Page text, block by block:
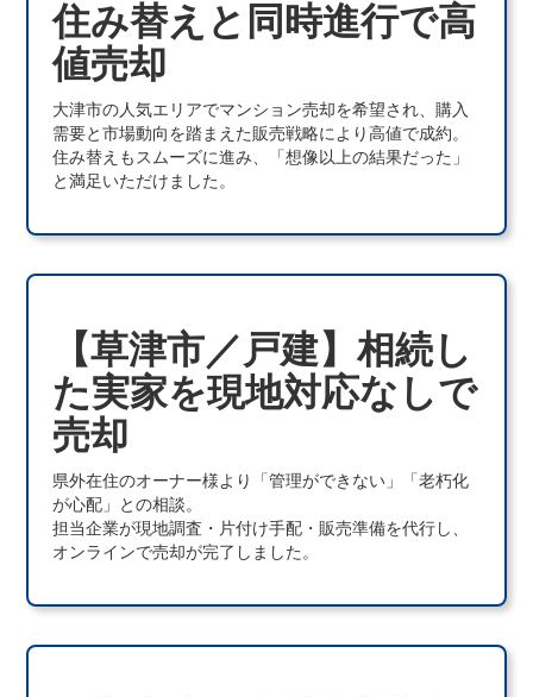
住み替えと同時進行で高
値売却
大津市の人気エリアでマンション売却を希望され、購入
需要と市場動向を踏まえた販売戦略により高値で成約。
住み替えもスムーズに進み、「想像以上の結果だった」
と満足いただけました。
【草津市／戸建】相続し
た実家を現地対応なしで
売却
県外在住のオーナー様より「管理ができない」「老朽化
が心配」との相談。
担当企業が現地調査・片付け手配・販売準備を代行し、
オンラインで売却が完了しました。